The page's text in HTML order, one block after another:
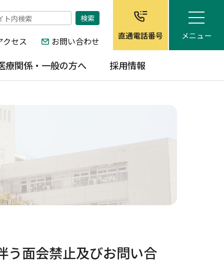
クセス お問い合わせ
療関係・一般の方へ
病院情報の公開
採用情報
会計年度任用職員
非常勤職員（臨時・パー
ト）
当院の特徴
子育て環境
採用に関するお問い合わせ
う面会禁止及びお問い合
直通電話番号 メニュー